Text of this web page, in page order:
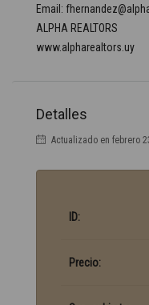
Email:
ALPHA REALTORS
www.alpharealtors.uy
Detalles
Actualizado en febrero
ID:
Precio: